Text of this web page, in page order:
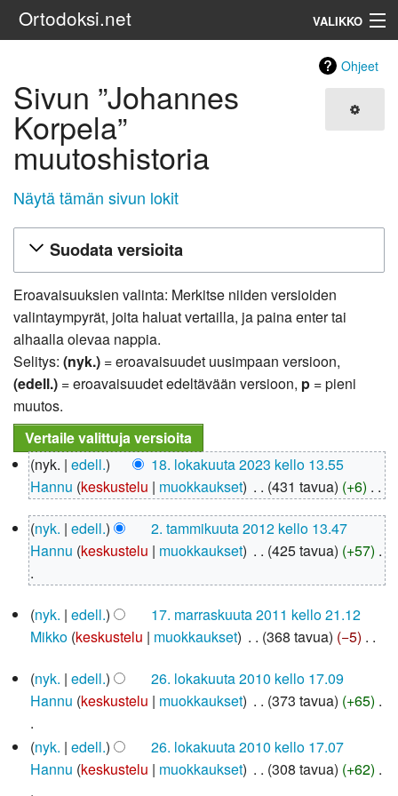
Ortodoksi.net VALIKKO
Haku
Ohjeet
Sivun ”Johannes
Korpela”
muutoshistoria
Näytä tämän sivun lokit
Suodata versioita
Eroavaisuuksien valinta: Merkitse niiden versioiden
valintaympyrät, joita haluat vertailla, ja paina enter tai
alhaalla olevaa nappia.
Selitys: (nyk.) = eroavaisuudet uusimpaan versioon,
(edell.) = eroavaisuudet edeltävään versioon, p = pieni
muutos.
18.
lokakuuta
2023
nyk. edell.
18. lokakuuta 2023 kello 13.55
Hannu keskustelu muokkaukset 431 tavua +6
i
m
u
k
k
u
s
y
h
t
2.
tammikuuta
2012
nyk. edell.
2. tammikuuta 2012 kello 13.47
Hannu keskustelu muokkaukset 425 tavua +57
i
m
o
k
k
a
u
17.
marraskuuta
2011
nyk. edell.
17. marraskuuta 2011 kello 21.12
Mikko keskustelu muokkaukset 368 tavua −5
i
m
u
o
k
k
26.
lokakuuta
2010
nyk. edell.
26. lokakuuta 2010 kello 17.09
Hannu keskustelu muokkaukset 373 tavua +65
E
i
nyk. edell.
26. lokakuuta 2010 kello 17.07
Hannu keskustelu muokkaukset 308 tavua +62